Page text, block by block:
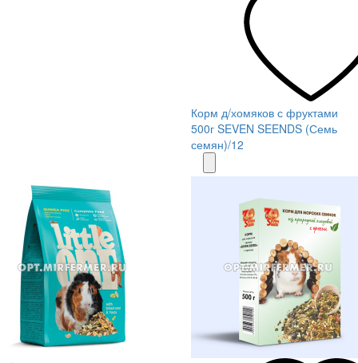
Корм д/хомяков с фруктами
500г SEVEN SEENDS (Семь
семян)/12